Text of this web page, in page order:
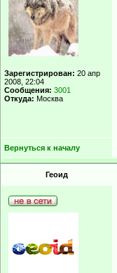
Зарегистрирован: 20 апр
2008, 22:04
Сообщения: 3001
Откуда: Москва
Вернуться к началу
Геоид